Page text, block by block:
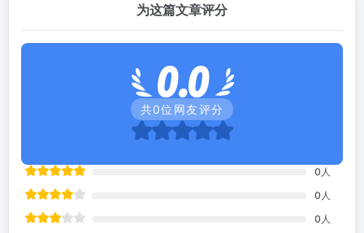
为这篇文章评分
0.0
共0位网友评分
0 人
0 人
0 人